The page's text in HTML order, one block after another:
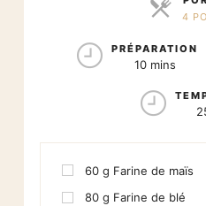
4
PRÉPARATION
10 mins
60 g Farine de maïs
80 g Farine de blé